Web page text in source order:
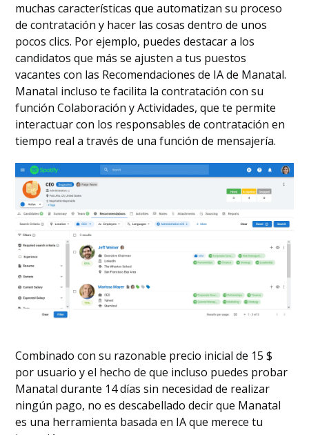
muchas características que automatizan su proceso
de contratación y hacer las cosas dentro de unos
pocos clics. Por ejemplo, puedes destacar a los
candidatos que más se ajusten a tus puestos
vacantes con las Recomendaciones de IA de Manatal.
Manatal incluso te facilita la contratación con su
función Colaboración y Actividades, que te permite
interactuar con los responsables de contratación en
tiempo real a través de una función de mensajería.
Combinado con su razonable precio inicial de 15 $
por usuario y el hecho de que incluso puedes probar
Manatal durante 14 días sin necesidad de realizar
ningún pago, no es descabellado decir que Manatal
es una herramienta basada en IA que merece tu